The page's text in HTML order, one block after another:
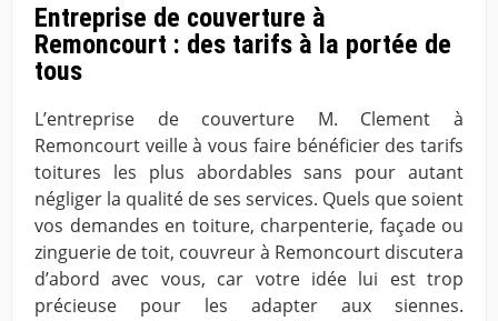
Entreprise de couverture à
Remoncourt : des tarifs à la portée de
tous
L’entreprise de couverture M. Clement à
Remoncourt veille à vous faire bénéficier des tarifs
toitures les plus abordables sans pour autant
négliger la qualité de ses services. Quels que soient
vos demandes en toiture, charpenterie, façade ou
zinguerie de toit, couvreur à Remoncourt discutera
d’abord avec vous, car votre idée lui est trop
précieuse pour les adapter aux siennes.